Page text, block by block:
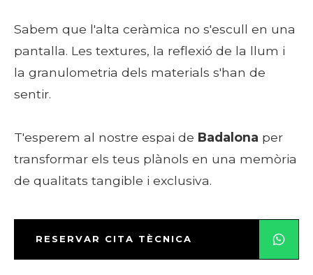
Sabem que l'alta ceràmica no s'escull en una
pantalla. Les textures, la reflexió de la llum i
la granulometria dels materials s'han de
sentir.
T'esperem al nostre espai de Badalona per
transformar els teus plànols en una memòria
de qualitats tangible i exclusiva.
RESERVAR CITA TÈCNICA